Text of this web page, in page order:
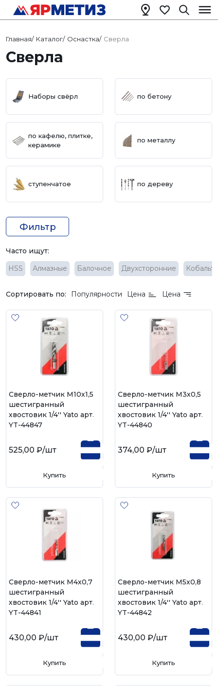
Главная/ Каталог/ Оснастка/ Сверла
Сверла
Наборы свёрл по бетону
по кафелю, плитке,
керамике
по металлу
ступенчатое по дереву
Фильтр
Часто ищут:
HSS
Алмазные Балочное Двухсторонние
Сортировать по: Популярности Цена Цена
Cверло-метчик М10х1,5
шестигранный
хвостовик 1/4'' Yato арт.
YT-44847
525,00 ₽/шт
Купить
Cверло-метчик М3х0,5
шестигранный
хвостовик 1/4'' Yato арт.
YT-44840
374,00 ₽/шт
Купить
Cверло-метчик М4х0,7
шестигранный
хвостовик 1/4'' Yato арт.
YT-44841
430,00 ₽/шт
Купить
Cверло-метчик М5х0,8
шестигранный
хвостовик 1/4'' Yato арт.
YT-44842
430,00 ₽/шт
Купить